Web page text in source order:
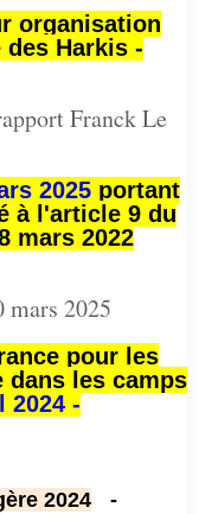
organisation
des Harkis -
Franck Le
2025portant
à l'article 9 du
mars 2022
mars 2025
pour les
dans les camps
2024 -
2024 -